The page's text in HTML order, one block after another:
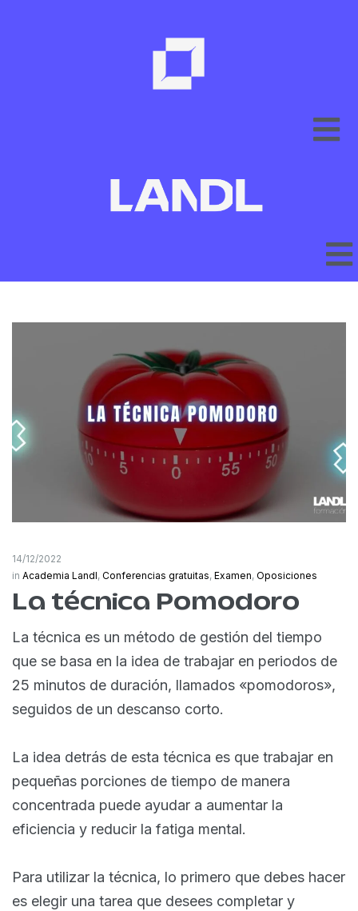
14/12/2022
in Academia Landl, Conferencias gratuitas, Examen, Oposiciones
La técnica Pomodoro
La técnica es un método de gestión del tiempo
que se basa en la idea de trabajar en periodos de
25 minutos de duración, llamados «pomodoros»,
seguidos de un descanso corto.
La idea detrás de esta técnica es que trabajar en
pequeñas porciones de tiempo de manera
concentrada puede ayudar a aumentar la
eficiencia y reducir la fatiga mental.
Para utilizar la técnica, lo primero que debes hacer
es elegir una tarea que desees completar y